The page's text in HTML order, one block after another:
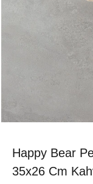
Happy Bear
35x26 Cm